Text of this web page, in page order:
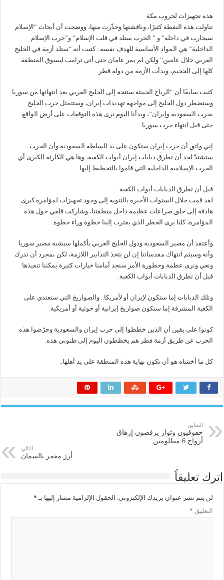
هذه تجهيزات لحروب مكة
تناولت هذه النقطة كثيرًا، وناقشتها وحذّرت منها، ووضحت أن أبحاث “الإسلام
سيحارب في داخله” و ” الحرب ستلد في قلب الإسلام” و”حرب الإسلام
الداخلية” هي المواد الأساسية للهدف نفسه.. كتبت أنه “ستلد أزمة في الخليج
العربي خلال عامين” ولكن لم يمر عامان حتى أتى ترامب ليسوق المنطقة
كلها إلى الجحيم، وبدأت الأزمة من دولة قطر.
كتبت سابقًا أن “الرياح الخبيثة ستتجه إلى الخليج العربي بعد انتهائها من سوريا
وستضطر دول الخليج إلى مواجهة تهديدات إيران، وستتمثل حرب الخليج
بحرب السعودية وإيران”، وبدأنا اليوم نرى هذه التوقعات على أرض الواقع
حتى قبل انتهاء حرب سوريا.
إني واثق أن حرب إيران ستكون على يد السلطة السعودية وأن الحرب
ستشتدّ لحد أن تطرق دبابات إيران أبواب الكعبة، وها هي الكارثة الكبرى أي
الحرب الإسلامية الداخلية التي قاموا بالتخطيط إليها.
قبل أن تطرق الدبابات أبواب الكعبة..
لقد قمت خلال السنوات الأخيرة بالتنويه إلى وجود تجهيزات لمؤامرة كبرى
هادفة إلى خلق صراعات عظيمة داخل منطقتنا، وشاركت قلقي حول هذه
المؤامرة، كلنا يرى الخطر الذي يقترب إلينا خطوة وراء خطوة.
وأعتقد أن مصير السعودية ودول الخليج العربي بأكملها سيشبه مصير سوريا
وأنه وسيتم انتهاك مقدساتنا إن لن نتخذ التدابير اللازمة، لكن بمجرد أن ندرك
ونعي ونرى عظمة وخطورة الأمر سنجد أمامنا خيارات كثيرة يمكننا تنفيذها
قبل أن تطرق الدبابات أبواب الكعبة.
وتلك الدبابات إما ستكون لإيران أو لأمريكا.. والصواريخ التي ستعتدي على
الكعبة المشرفة إما ستكون صواريخ إيرانية أو حوثية أو أمريكية.
كونوا على يقين أن الذين خططوا إلى حرب إيران والسعودية وحرّضوا هذه
الحرب عن طريق أزمة قطر هم يخططون اليوم إلى ظنوني هذه.
كل ما أخشاه هو أن تكون نهاية هذه المنطقة على يد أهلها..
السابق
حقوقيون وثوار يرفضون إزهاق
أرواح 6 مظلومين
التالي
أرز معمر بالسمان
اترك تعليقاً
لن يتم نشر عنوان بريدك الإلكتروني. الحقول الإلزامية مشار إليها بـ *
التعليق *